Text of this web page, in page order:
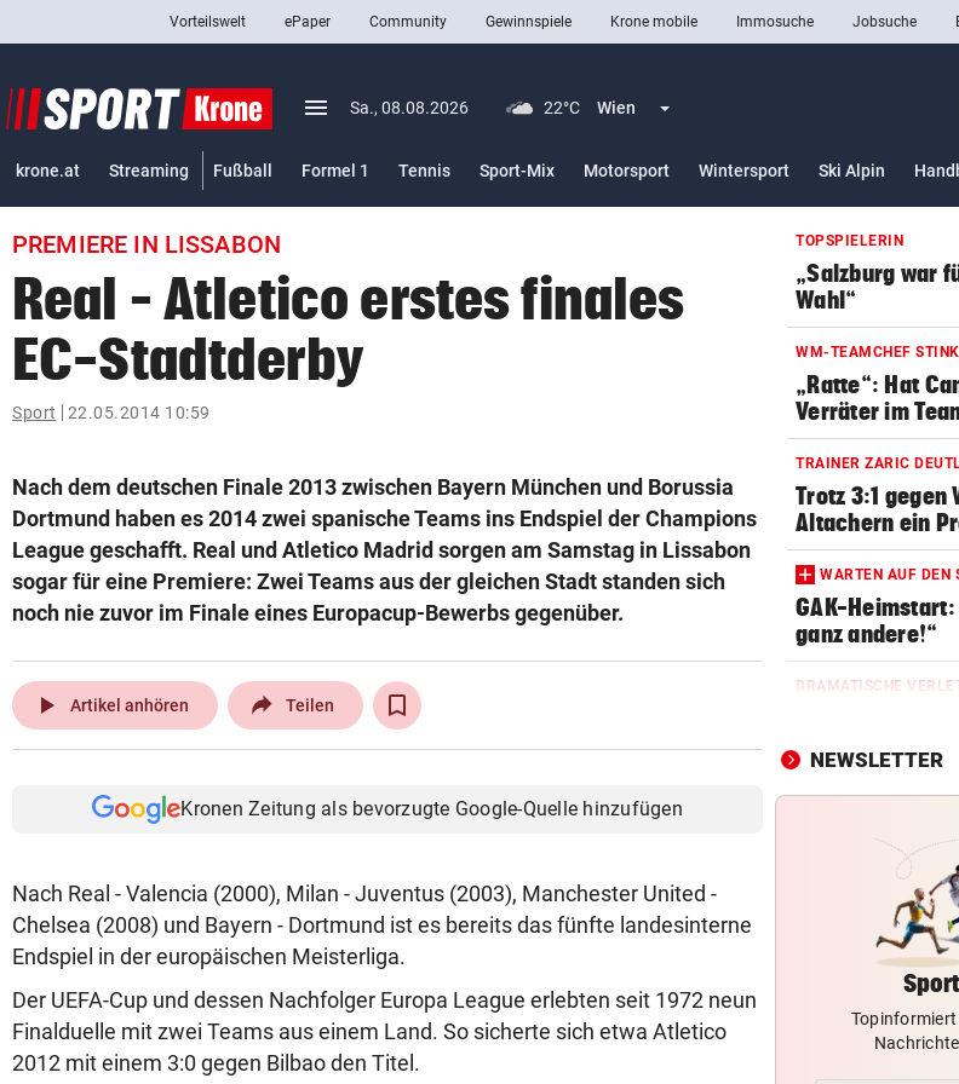
closeSchließen
Abonnieren
pin_drop
bookmark
search
Suchbegriff
© Krone Multimedia GmbH & Co KG 2026
Muthgasse 2, 1190 Wien
Vorteilswelt ePaper Community Gewinnspiele Krone mobile Immosuche Jobsuche
menu Menü aufklappen
Sa., 08.08.2026 22°C Wien Menü aufklappen
krone.at Streaming Fußball Formel 1 Tennis Sport-Mix Motorsport Wintersport Ski Alpin
PREMIERE IN LISSABON
Real – Atletico erstes finales
EC-Stadtderby
Sport 22.05.2014 10:59
Nach dem deutschen Finale 2013 zwischen Bayern München und Borussia
Dortmund haben es 2014 zwei spanische Teams ins Endspiel der Champions
League geschafft. Real und Atletico Madrid sorgen am Samstag in Lissabon
sogar für eine Premiere: Zwei Teams aus der gleichen Stadt standen sich
noch nie zuvor im Finale eines Europacup-Bewerbs gegenüber.
play_arrow Artikel anhören Teilen
Kronen Zeitung als bevorzugte Google-Quelle hinzufügen
Nach Real - Valencia (2000), Milan - Juventus (2003), Manchester United -
Chelsea (2008) und Bayern - Dortmund ist es bereits das fünfte landesinterne
Endspiel in der europäischen Meisterliga.
Der UEFA-Cup und dessen Nachfolger Europa League erlebten seit 1972 neun
Finalduelle mit zwei Teams aus einem Land. So sicherte sich etwa Atletico
2012 mit einem 3:0 gegen Bilbao den Titel.
TOPSPIELERIN
„Salzburg war
Wahl“
WM-TEAMCHEF
„Ratte“: Hat
Verräter im
TRAINER ZARIC
Trotz 3:1 gegen
Altachern ein
WARTEN AUF DEN
GAK-
ganz andere!“
DRAMATISCHE
Bein zu verlieren
SKURRILES SPIEL
etwas kommt
FLUCH DER KARIBIK
Rückschlag
Colin“ im
UEFA BESTÄTIGT:
Verdächtige
NEWSLETTER